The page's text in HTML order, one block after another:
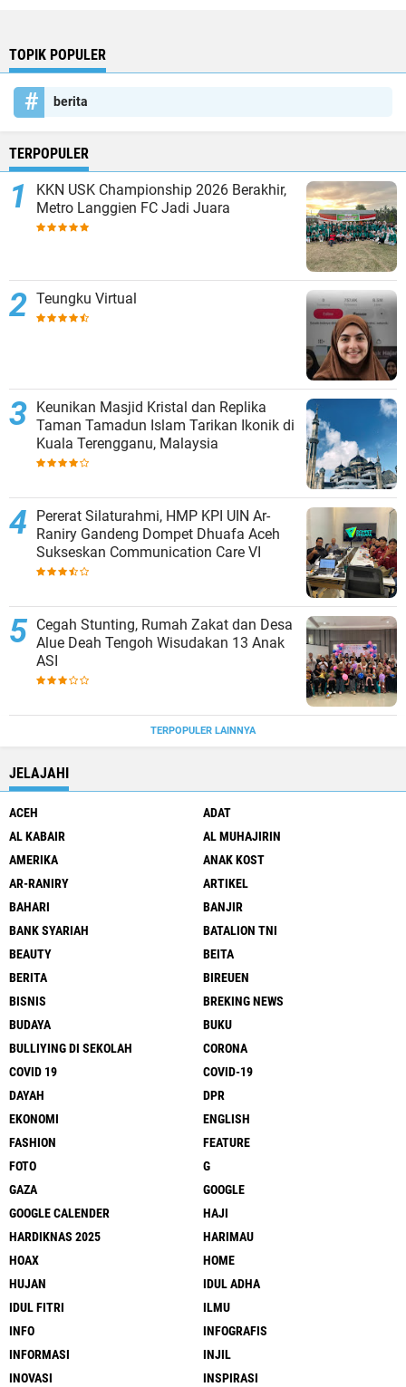
TOPIK POPULER
berita
TERPOPULER
KKN USK Championship 2026 Berakhir,
Metro Langgien FC Jadi Juara
Teungku Virtual
Keunikan Masjid Kristal dan Replika
Taman Tamadun Islam Tarikan Ikonik di
Kuala Terengganu, Malaysia
Pererat Silaturahmi, HMP KPI UIN Ar-
Raniry Gandeng Dompet Dhuafa Aceh
Sukseskan Communication Care VI
Cegah Stunting, Rumah Zakat dan Desa
Alue Deah Tengoh Wisudakan 13 Anak
ASI
TERPOPULER LAINNYA
JELAJAHI
ACEH
ADAT
AL KABAIR
AL MUHAJIRIN
AMERIKA
ANAK KOST
AR-RANIRY
ARTIKEL
BAHARI
BANJIR
BANK SYARIAH
BATALION TNI
BEAUTY
BEITA
BERITA
BIREUEN
BISNIS
BREKING NEWS
BUDAYA
BUKU
BULLIYING DI SEKOLAH
CORONA
COVID 19
COVID-19
DAYAH
DPR
EKONOMI
ENGLISH
FASHION
FEATURE
FOTO
G
GAZA
GOOGLE
GOOGLE CALENDER
HAJI
HARDIKNAS 2025
HARIMAU
HOAX
HOME
HUJAN
IDUL ADHA
IDUL FITRI
ILMU
INFO
INFOGRAFIS
INFORMASI
INJIL
INOVASI
INSPIRASI